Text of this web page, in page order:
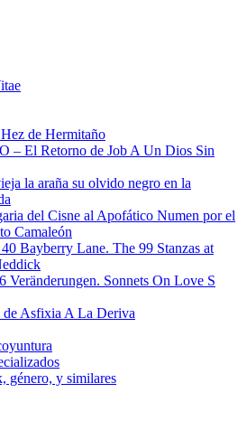
de Hermitaño
– El Retorno de Job A Un Dios Sin
la araña su olvido negro en la
del Cisne al Apofático Numen por el
Camaleón
Bayberry Lane. The 99 Stanzas at
Veränderungen. Sonnets On Love S
de Asfixia A La Deriva
género, y similares